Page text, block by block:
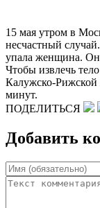
15 мая утром в
несчастный
упала женщина.
Чтобы извлечь
Калужско-Рижской
минут.
ПОДЕЛИТЬСЯ
Добавить